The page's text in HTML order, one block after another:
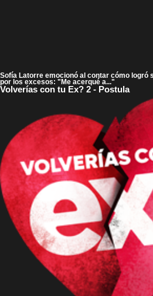
Sofía Latorre emocionó al contar cómo logró
por los excesos: "Me acerqué a..."
Volverías con tu Ex? 2 - Postula